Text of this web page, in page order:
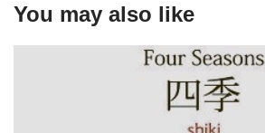
You may also like